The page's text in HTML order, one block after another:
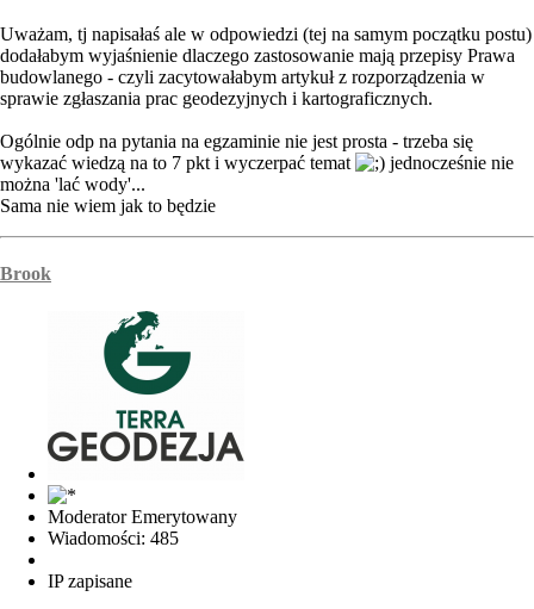
Uważam, tj napisałaś ale w odpowiedzi (tej na samym początku postu)
dodałabym wyjaśnienie dlaczego zastosowanie mają przepisy Prawa
budowlanego - czyli zacytowałabym artykuł z rozporządzenia w
sprawie zgłaszania prac geodezyjnych i kartograficznych.
Ogólnie odp na pytania na egzaminie nie jest prosta - trzeba się
wykazać wiedzą na to 7 pkt i wyczerpać temat
jednocześnie nie
można 'lać wody'...
Sama nie wiem jak to będzie
Brook
Moderator Emerytowany
Wiadomości: 485
IP zapisane